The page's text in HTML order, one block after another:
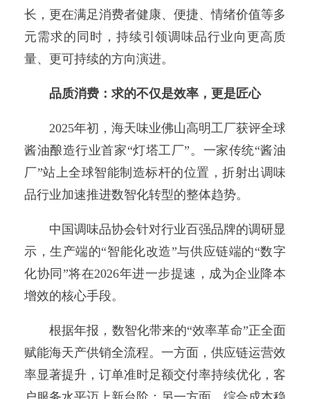
长，更在满足消费者健康、便捷、情绪价值等多
元需求的同时，持续引领调味品行业向更高质
量、更可持续的方向演进。
品质消费：求的不仅是效率，更是匠心
2025年初，海天味业佛山高明工厂获评全球
酱油酿造行业首家“灯塔工厂”。一家传统“酱油
厂”站上全球智能制造标杆的位置，折射出调味
品行业加速推进数智化转型的整体趋势。
中国调味品协会针对行业百强品牌的调研显
示，生产端的“智能化改造”与供应链端的“数字
化协同”将在2026年进一步提速，成为企业降本
增效的核心手段。
根据年报，数智化带来的“效率革命”正全面
赋能海天产供销全流程。一方面，供应链运营效
率显著提升，订单准时足额交付率持续优化，客